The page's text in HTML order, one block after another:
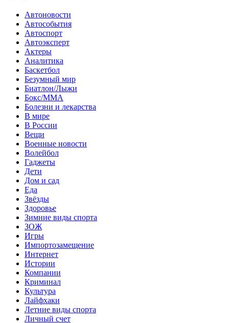
Автоновости
Автособытия
Автоспорт
Автоэксперт
Актеры
Аналитика
Баскетбол
Безумный мир
Биатлон/Лыжи
Бокс/MMA
Болезни и лекарства
В мире
В России
Вещи
Военные новости
Волейбол
Гаджеты
Дети
Дом и сад
Еда
Звёзды
Здоровье
Зимние виды спорта
ЗОЖ
Игры
Импортозамещение
Интернет
Истории
Компании
Криминал
Культура
Лайфхаки
Летние виды спорта
Личный счет